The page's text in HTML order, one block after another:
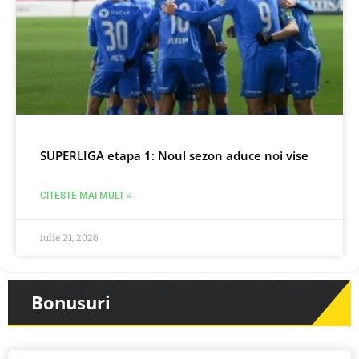
SUPERLIGA etapa 1: Noul sezon aduce noi vise
CITESTE MAI MULT »
iulie 21, 2026
Bonusuri